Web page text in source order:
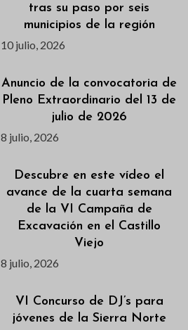
tras su paso por seis
municipios de la región
10 julio, 2026
Anuncio de la convocatoria de
Pleno Extraordinario del 13 de
julio de 2026
8 julio, 2026
Descubre en este vídeo el
avance de la cuarta semana
de la VI Campaña de
Excavación en el Castillo
Viejo
8 julio, 2026
VI Concurso de DJ’s para
jóvenes de la Sierra Norte